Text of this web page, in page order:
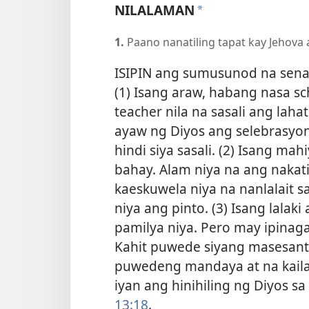
NILALAMAN a
1. Paano nanatiling tapat kay
ISIPIN ang sumusunod na
(1) Isang araw, habang nasa
teacher nila na sasali ang
ayaw ng Diyos ang
hindi siya sasali. (2) Isang
bahay. Alam niya na ang
kaeskuwela niya na nanlalait
niya ang pinto. (3) Isang
pamilya niya. Pero may
Kahit puwede siyang
puwedeng mandaya at na
iyan ang hinihiling ng Diyos
13:18.